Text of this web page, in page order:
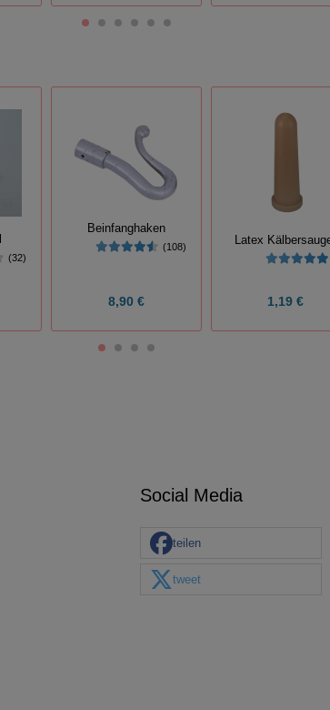
(32)
Beinfanghaken
(108)
8,90 €
Latex
1,19 €
Social Media
teilen
tweet